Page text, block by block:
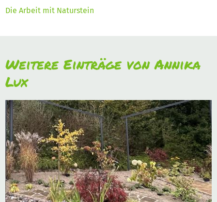
Die Arbeit mit Naturstein
Weitere Einträge von Annika
Lux